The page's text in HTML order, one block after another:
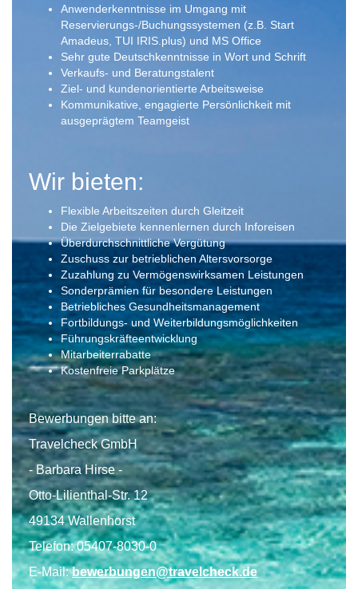
Anwenderkenntnisse im Umgang mit
Reservierungs-/Buchungssystemen (z.B. Start
Amadeus, TUI IRIS.plus) und MS Office
Sehr gute Deutschkenntnisse in Wort und Schrift
Verkaufs- und Beratungstalent
Ziel- und kundenorientierte Arbeitsweise
Kommunikative, engagierte Persönlichkeit mit
ausgeprägtem Teamgeist
Wir bieten:
Flexible Arbeitszeiten durch Gleitzeit
Die Zielgebiete kennenlernen durch Inforeisen
Überdurchschnittliche Vergütung
Zuschuss zur betrieblichen Altersvorsorge
Zuzahlung zu Vermögenswirksamen Leistungen
Sonderprämien für besondere Leistungen
Betriebliches Gesundheitsmanagement
Fortbildungs- und Weiterbildungsmöglichkeiten
Führungskräfteentwicklung
Mitarbeiterrabatte
Kostenfreie Parkplätze
Bewerbungen bitte an:
Travelcheck GmbH
- Barbara Hirse -
Otto-Lilienthal-Str. 12
49134 Wallenhorst
Telefon: 05407-8030-0
E-Mail:bewerbungen@travelcheck.de